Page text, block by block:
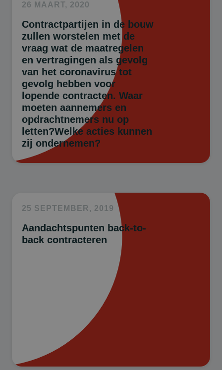
26 MAART, 2020
Contractpartijen in de bouw
zullen worstelen met de
vraag wat de maatregelen
en vertragingen als gevolg
van het coronavirus tot
gevolg hebben voor
lopende contracten. Waar
moeten aannemers en
opdrachtnemers nu op
letten?Welke acties kunnen
zij ondernemen?
25 SEPTEMBER, 2019
Aandachtspunten back-to-
back contracteren